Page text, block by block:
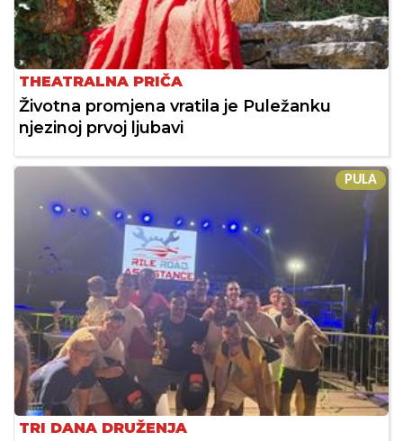
THEATRALNA PRIČA
Životna promjena vratila je Puležanku
njezinoj prvoj ljubavi
PULA
TRI DANA DRUŽENJA